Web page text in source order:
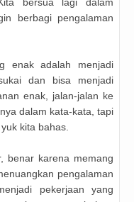
berbagi pengalaman
enak adalah menjadi
dan bisa menjadi
enak, jalan-jalan ke
dalam kata-kata, tapi
kita bahas.
benar karena memang
pengalaman
pekerjaan yang